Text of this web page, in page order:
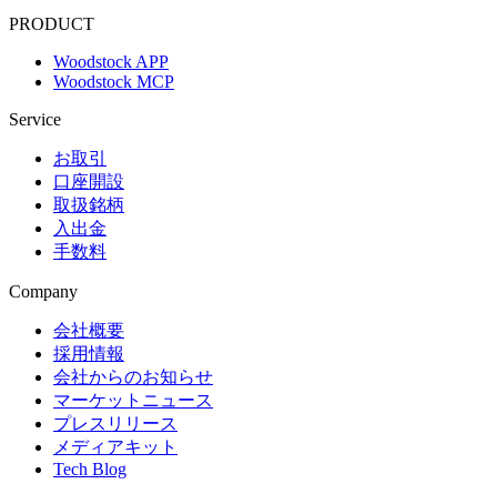
PRODUCT
Woodstock APP
Woodstock MCP
Service
お取引
口座開設
取扱銘柄
入出金
手数料
Company
会社概要
採用情報
会社からのお知らせ
マーケットニュース
プレスリリース
メディアキット
Tech Blog